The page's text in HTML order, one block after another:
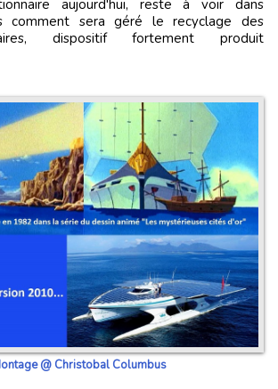
aujourd'hui, reste à voir dans
comment sera géré le recyclage des
dispositif fortement produit
@ Christobal Columbus